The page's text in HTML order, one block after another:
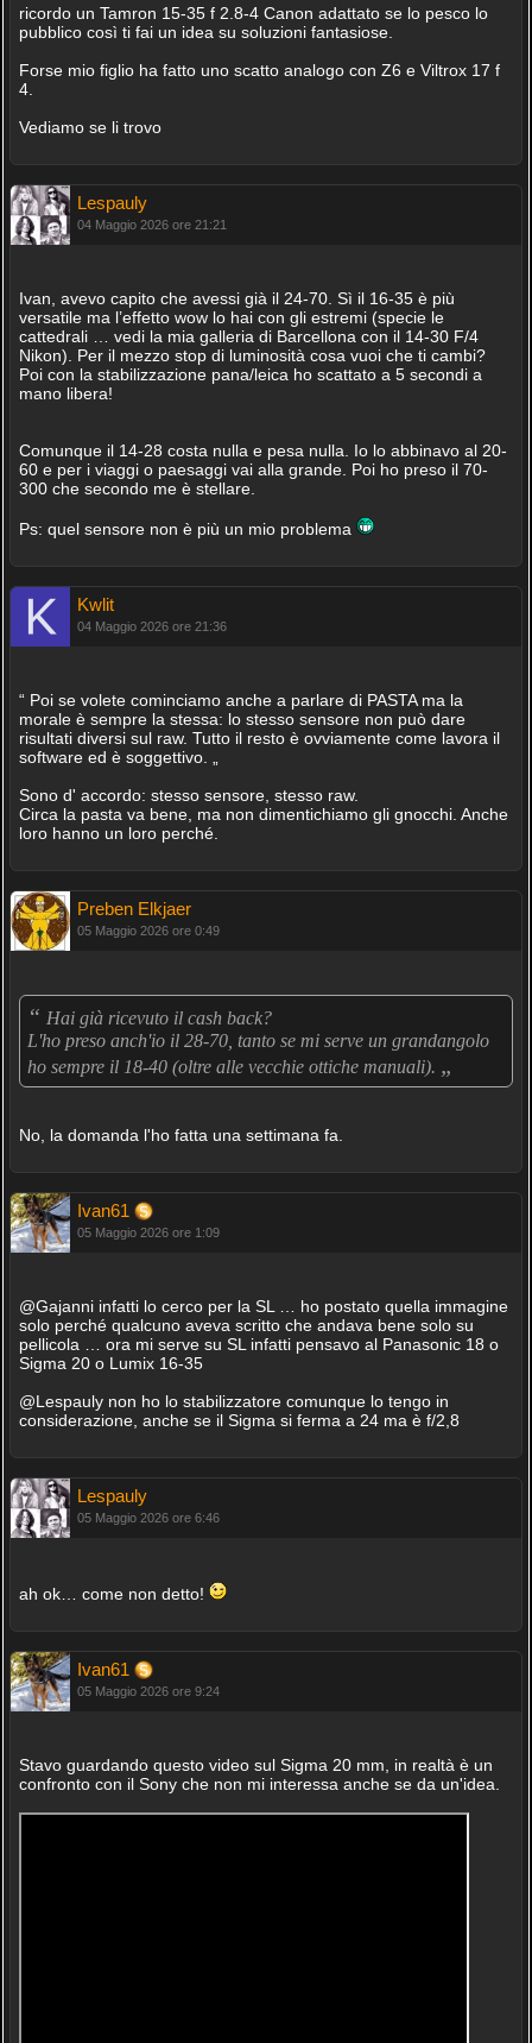
ricordo un Tamron 15-35 f 2.8-4 Canon adattato se lo pesco lo
pubblico così ti fai un idea su soluzioni fantasiose.
Forse mio figlio ha fatto uno scatto analogo con Z6 e Viltrox 17 f
4.
Vediamo se li trovo
Lespauly
04 Maggio 2026 ore 21:21
Ivan, avevo capito che avessi già il 24-70. Sì il 16-35 è più
versatile ma l’effetto wow lo hai con gli estremi (specie le
cattedrali … vedi la mia galleria di Barcellona con il 14-30 F/4
Nikon). Per il mezzo stop di luminosità cosa vuoi che ti cambi?
Poi con la stabilizzazione pana/leica ho scattato a 5 secondi a
mano libera!
Comunque il 14-28 costa nulla e pesa nulla. Io lo abbinavo al 20-
60 e per i viaggi o paesaggi vai alla grande. Poi ho preso il 70-
300 che secondo me è stellare.
Ps: quel sensore non è più un mio problema
Kwlit
04 Maggio 2026 ore 21:36
“ Poi se volete cominciamo anche a parlare di PASTA ma la
morale è sempre la stessa: lo stesso sensore non può dare
risultati diversi sul raw. Tutto il resto è ovviamente come lavora il
software ed è soggettivo. „
Sono d' accordo: stesso sensore, stesso raw.
Circa la pasta va bene, ma non dimentichiamo gli gnocchi. Anche
loro hanno un loro perché.
Preben Elkjaer
05 Maggio 2026 ore 0:49
“ Hai già ricevuto il cash back?
L'ho preso anch'io il 28-70, tanto se mi serve un grandangolo
ho sempre il 18-40 (oltre alle vecchie ottiche manuali). „
No, la domanda l'ho fatta una settimana fa.
Ivan61
05 Maggio 2026 ore 1:09
@Gajanni infatti lo cerco per la SL … ho postato quella immagine
solo perché qualcuno aveva scritto che andava bene solo su
pellicola … ora mi serve su SL infatti pensavo al Panasonic 18 o
Sigma 20 o Lumix 16-35
@Lespauly non ho lo stabilizzatore comunque lo tengo in
considerazione, anche se il Sigma si ferma a 24 ma è f/2,8
Lespauly
05 Maggio 2026 ore 6:46
ah ok… come non detto!
Ivan61
05 Maggio 2026 ore 9:24
Stavo guardando questo video sul Sigma 20 mm, in realtà è un
confronto con il Sony che non mi interessa anche se da un'idea.